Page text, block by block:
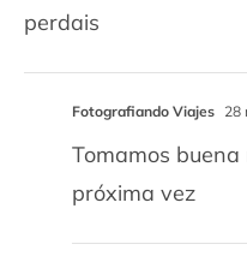
perdais
Fotografiando Viajes 28
Tomamos
próxima vez